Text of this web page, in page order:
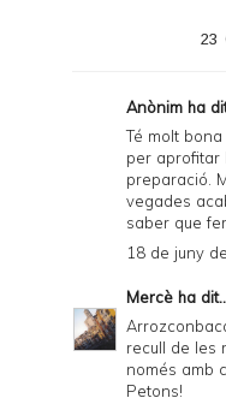
i
e
l
y
a
23
Anònim ha
Té molt
per aprofitar
preparació.
vegades
saber que
18 de juny
Mercè ha
recull de les
només amb
Petons!